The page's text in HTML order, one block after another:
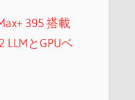
395 搭載
LLMとGPUベ